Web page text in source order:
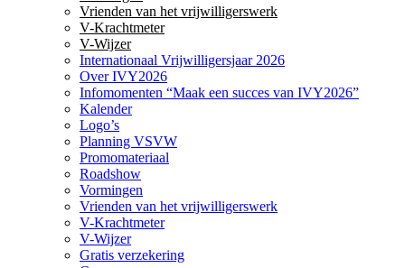
Vrienden van het vrijwilligerswerk
V-Krachtmeter
V-Wijzer
Internationaal Vrijwilligersjaar 2026
Over IVY2026
Infomomenten “Maak een succes van IVY2026”
Kalender
Logo’s
Planning VSVW
Promomateriaal
Roadshow
Vormingen
Vrienden van het vrijwilligerswerk
V-Krachtmeter
V-Wijzer
Gratis verzekering